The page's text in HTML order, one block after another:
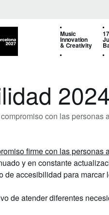
Music
Innovation
& Creativity
2024
con las
firme con las personas
y en constante
de accesibilidad para
de atender diferentes